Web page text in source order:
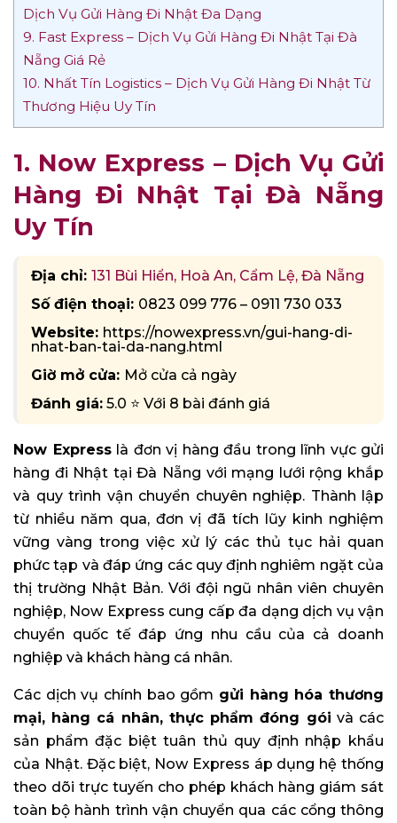
Dịch Vụ Gửi Hàng Đi Nhật Đa Dạng
9. Fast Express – Dịch Vụ Gửi Hàng Đi Nhật Tại Đà
Nẵng Giá Rẻ
10. Nhất Tín Logistics – Dịch Vụ Gửi Hàng Đi Nhật Từ
Thương Hiệu Uy Tín
1. Now Express – Dịch Vụ Gửi
Hàng Đi Nhật Tại Đà Nẵng
Uy Tín
Địa chỉ: 131 Bùi Hiển, Hoà An, Cẩm Lệ, Đà Nẵng
Số điện thoại: 0823 099 776 – 0911 730 033
Website: https://nowexpress.vn/gui-hang-di-
nhat-ban-tai-da-nang.html
Giờ mở cửa: Mở cửa cả ngày
Đánh giá: 5.0 ⭐ Với 8 bài đánh giá
Now Expresslà đơn vị hàng đầu trong lĩnh vực gửi
hàng đi Nhật tại Đà Nẵng với mạng lưới rộng khắp
và quy trình vận chuyển chuyên nghiệp. Thành lập
từ nhiều năm qua, đơn vị đã tích lũy kinh nghiệm
vững vàng trong việc xử lý các thủ tục hải quan
phức tạp và đáp ứng các quy định nghiêm ngặt của
thị trường Nhật Bản. Với đội ngũ nhân viên chuyên
nghiệp, Now Express cung cấp đa dạng dịch vụ vận
chuyển quốc tế đáp ứng nhu cầu của cả doanh
nghiệp và khách hàng cá nhân.
Các dịch vụ chính bao gồm gửi hàng hóa thương
mại, hàng cá nhân, thực phẩm đóng gói và các
sản phẩm đặc biệt tuân thủ quy định nhập khẩu
của Nhật. Đặc biệt, Now Express áp dụng hệ thống
theo dõi trực tuyến cho phép khách hàng giám sát
toàn bộ hành trình vận chuyển qua các cổng thông